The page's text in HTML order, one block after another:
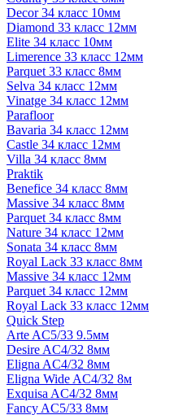
Decor 34 класс 10мм
Diamond 33 класс 12мм
Elite 34 класс 10мм
Limerence 33 класс 12мм
Parquet 33 класс 8мм
Selva 34 класс 12мм
Vinatge 34 класс 12мм
Parafloor
Bavaria 34 класс 12мм
Castle 34 класс 12мм
Villa 34 класс 8мм
Praktik
Benefice 34 класс 8мм
Massive 34 класс 8мм
Parquet 34 класс 8мм
Nature 34 класс 12мм
Sonata 34 класс 8мм
Royal Lack 33 класс 8мм
Massive 34 класс 12мм
Parquet 34 класс 12мм
Royal Lack 33 класс 12мм
Quick Step
Arte AC5/33 9.5мм
Desire AC4/32 8мм
Eligna AC4/32 8мм
Eligna Wide AC4/32 8м
Exquisa AC4/32 8мм
Fancy AC5/33 8мм